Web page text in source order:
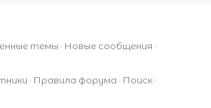
темы · Новые сообщения ·
· Правила форума · Поиск ·